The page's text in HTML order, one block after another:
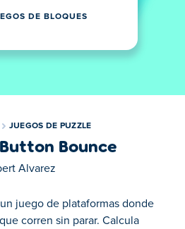
DE BLOQUES
JUEGOS DE PUZZLE
Bounce
Alvarez
juego de plataformas donde
corren sin parar. Calcula